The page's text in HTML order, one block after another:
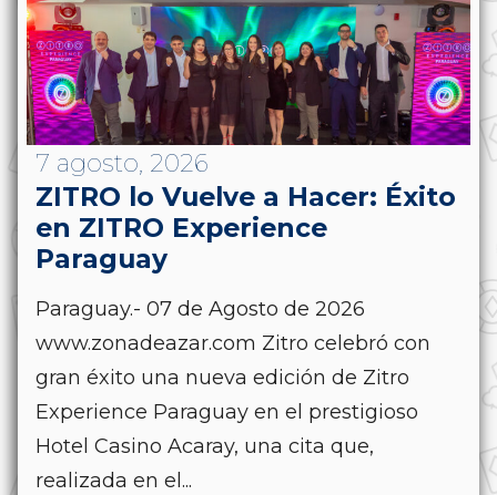
7 agosto, 2026
ZITRO lo Vuelve a Hacer: Éxito
en ZITRO Experience
Paraguay
Paraguay.- 07 de Agosto de 2026
www.zonadeazar.com Zitro celebró con
gran éxito una nueva edición de Zitro
Experience Paraguay en el prestigioso
Hotel Casino Acaray, una cita que,
realizada en el...